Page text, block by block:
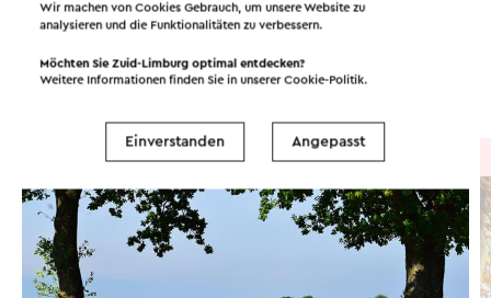
Radfahren Mountainbike
Radsport
Wir machen von Cookies Gebrauch, um unsere Website zu
analysieren und die Funktionalitäten zu verbessern.
Möchten Sie Zuid-Limburg optimal entdecken?
Weitere Informationen finden Sie in unsererCookie-Politik.
Einverstanden Angepasst